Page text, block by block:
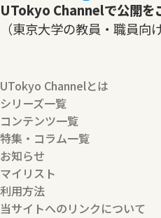
UTokyo Channelで公開を
（東京大学の教員・職員向け
UTokyo Channelとは
シリーズ一覧
コンテンツ一覧
特集・コラム一覧
お知らせ
マイリスト
利用方法
当サイトへのリンクについて